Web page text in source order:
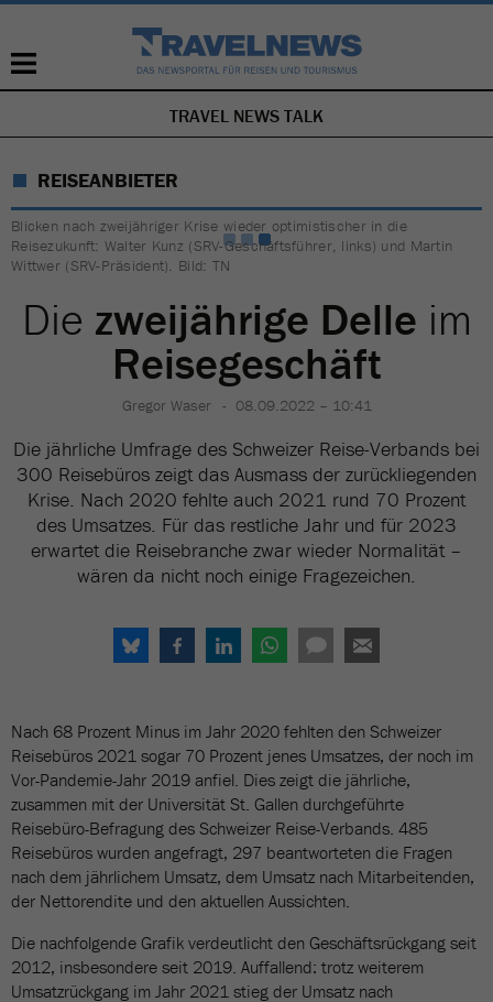
NAVIGATION
ÜBERSPRINGEN
TRAVEL NEWS TALK
REISEANBIETER
Blicken nach zweijähriger Krise wieder optimistischer in die
Reisezukunft: Walter Kunz (SRV-Geschäftsführer, links) und Martin
Wittwer (SRV-Präsident). Bild: TN
Die zweijährige Delle im
Reisegeschäft
Gregor Waser 08.09.2022 – 10:41
Die jährliche Umfrage des Schweizer Reise-Verbands bei
300 Reisebüros zeigt das Ausmass der zurückliegenden
Krise. Nach 2020 fehlte auch 2021 rund 70 Prozent
des Umsatzes. Für das restliche Jahr und für 2023
erwartet die Reisebranche zwar wieder Normalität –
wären da nicht noch einige Fragezeichen.
Nach 68 Prozent Minus im Jahr 2020 fehlten den Schweizer
Reisebüros 2021 sogar 70 Prozent jenes Umsatzes, der noch im
Vor-Pandemie-Jahr 2019 anfiel. Dies zeigt die jährliche,
zusammen mit der Universität St. Gallen durchgeführte
Reisebüro-Befragung des Schweizer Reise-Verbands. 485
Reisebüros wurden angefragt, 297 beantworteten die Fragen
nach dem jährlichem Umsatz, dem Umsatz nach Mitarbeitenden,
der Nettorendite und den aktuellen Aussichten.
Die nachfolgende Grafik verdeutlicht den Geschäftsrückgang seit
2012, insbesondere seit 2019. Auffallend: trotz weiterem
Umsatzrückgang im Jahr 2021 stieg der Umsatz nach